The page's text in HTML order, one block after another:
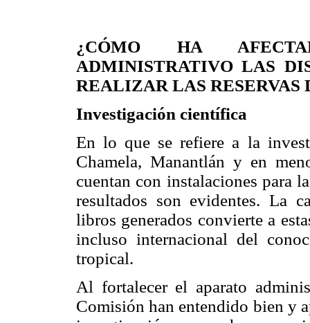
¿CÓMO HA
ADMINISTRATIVO LAS
REALIZAR LAS RESERVAS
Investigación científica
En lo que se refiere a la
Chamela, Manantlán y en
cuentan con instalaciones para
resultados son evidentes. La
libros generados convierte a
incluso internacional del
tropical.
Al fortalecer el aparato
Comisión han entendido bien y